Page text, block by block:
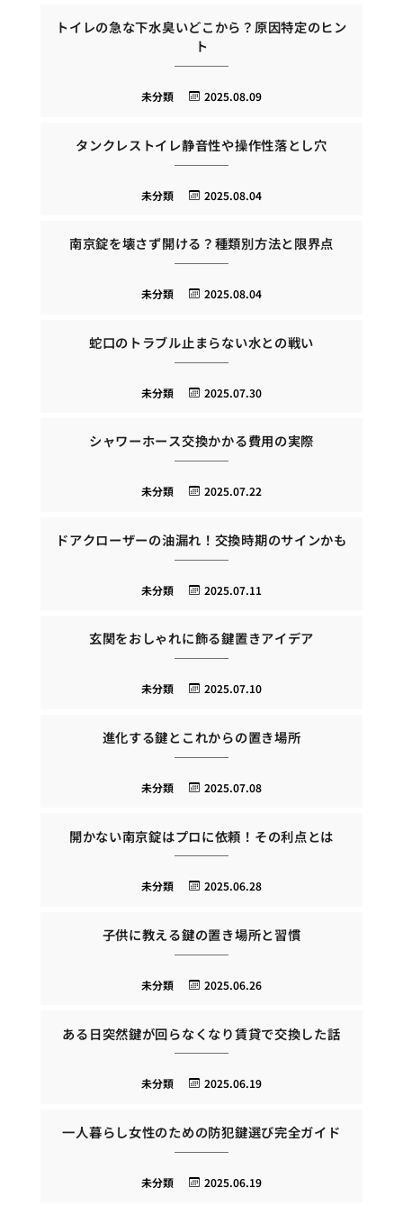
トイレの急な下水臭いどこから？原因特定のヒン
ト
2025.08.09
未分類
タンクレストイレ静音性や操作性落とし穴
2025.08.04
未分類
南京錠を壊さず開ける？種類別方法と限界点
2025.08.04
未分類
蛇口のトラブル止まらない水との戦い
2025.07.30
未分類
シャワーホース交換かかる費用の実際
2025.07.22
未分類
ドアクローザーの油漏れ！交換時期のサインかも
2025.07.11
未分類
玄関をおしゃれに飾る鍵置きアイデア
2025.07.10
未分類
進化する鍵とこれからの置き場所
2025.07.08
未分類
開かない南京錠はプロに依頼！その利点とは
2025.06.28
未分類
子供に教える鍵の置き場所と習慣
2025.06.26
未分類
ある日突然鍵が回らなくなり賃貸で交換した話
2025.06.19
未分類
一人暮らし女性のための防犯鍵選び完全ガイド
2025.06.19
未分類